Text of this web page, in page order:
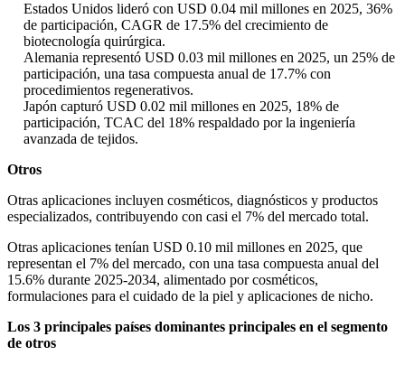
Estados Unidos lideró con USD 0.04 mil millones en 2025, 36%
de participación, CAGR de 17.5% del crecimiento de
biotecnología quirúrgica.
Alemania representó USD 0.03 mil millones en 2025, un 25% de
participación, una tasa compuesta anual de 17.7% con
procedimientos regenerativos.
Japón capturó USD 0.02 mil millones en 2025, 18% de
participación, TCAC del 18% respaldado por la ingeniería
avanzada de tejidos.
Otros
Otras aplicaciones incluyen cosméticos, diagnósticos y productos
especializados, contribuyendo con casi el 7% del mercado total.
Otras aplicaciones tenían USD 0.10 mil millones en 2025, que
representan el 7% del mercado, con una tasa compuesta anual del
15.6% durante 2025-2034, alimentado por cosméticos,
formulaciones para el cuidado de la piel y aplicaciones de nicho.
Los 3 principales países dominantes principales en el segmento
de otros